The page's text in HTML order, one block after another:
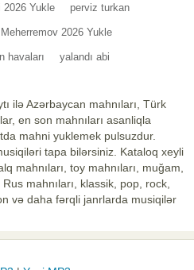
2026 Yukle perviz turkan
2026 Yukle
havaları yalandı abi
ilə Azərbaycan mahnıları, Türk
en son mahnıları asanliqla
mahni yuklemek pulsuzdur.
tapa bilərsiniz. Kataloq xeyli
mahnıları, toy mahnıları, muğam,
mahnıları, klassik, pop, rock,
və daha fərqli janrlarda musiqilər